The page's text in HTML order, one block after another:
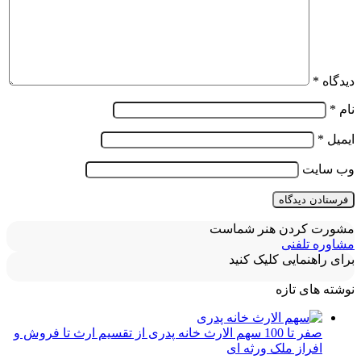
دیدگاه *
نام *
ایمیل *
وب‌ سایت
مشورت کردن هنر شماست
مشاوره تلفنی
برای راهنمایی کلیک کنید
نوشته های تازه
صفر تا 100 سهم الارث خانه پدری از تقسیم ارث تا فروش و
افراز ملک ورثه ای